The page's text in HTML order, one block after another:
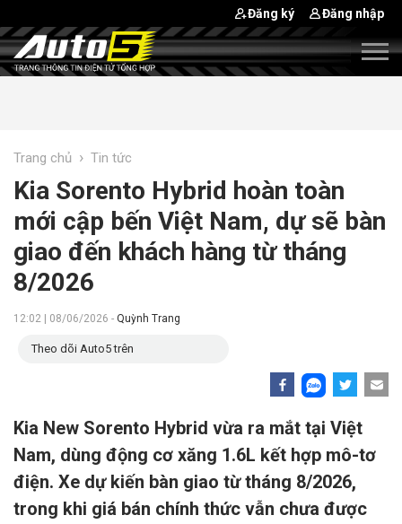
Đăng ký Đăng nhập
Trang chủ › Tin tức
Kia Sorento Hybrid hoàn toàn
mới cập bến Việt Nam, dự sẽ bàn
giao đến khách hàng từ tháng
8/2026
12:02 | 08/06/2026 - Quỳnh Trang
Theo dõi Auto5 trên
Kia New Sorento Hybrid vừa ra mắt tại Việt
Nam, dùng động cơ xăng 1.6L kết hợp mô-tơ
điện. Xe dự kiến bàn giao từ tháng 8/2026,
trong khi giá bán chính thức vẫn chưa được